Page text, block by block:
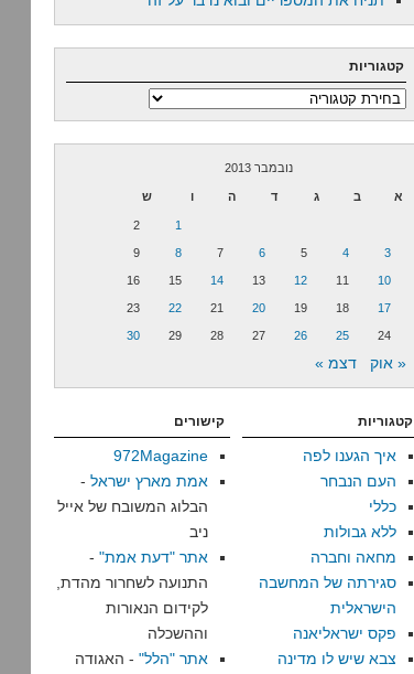
קטגוריות
קטגוריות
נובמבר 2013
א ב ג ד ה ו ש
1
2
3
4
5
6
7
8
9
10
11
12
13
14
15
16
17
18
19
20
21
22
23
24
25
26
27
28
29
30
« אוק דצמ »
קטגוריות
איך הגענו לפה
העם הנבחר
כללי
ללא גבולות
מחאה וחברה
סגירתה של המחשבה
הישראלית
פקס ישראליאנה
צבא שיש לו מדינה
קישורים
972Magazine
אמת מארץ ישראל -
הבלוג המשובח של אייל
ניב
אתר "דעת אמת" -
התנועה לשחרור מהדת,
לקידום הנאורות
וההשכלה
אתר "הלל" - האגודה